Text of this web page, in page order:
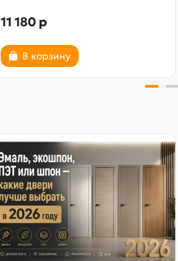
11 180 р
В корзину